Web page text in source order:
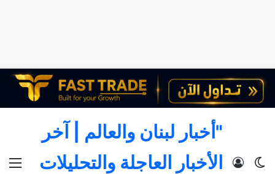
"أخبار لبنان والعالم | آخر
الأخبار العاجلة والتحليلاتالوضع المظلم
تسجيل الدخول